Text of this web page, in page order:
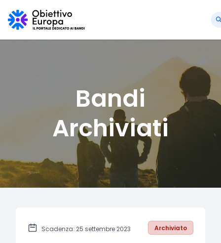
Bandi
Archiviati
Scadenza: 25 settembre 2023 Archiviato